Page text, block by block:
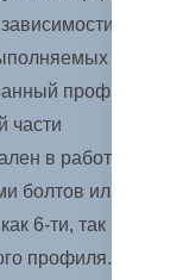
от
работ;
профиль
части
в работе с
болтов или
6-ти, так и 12-
профиля.